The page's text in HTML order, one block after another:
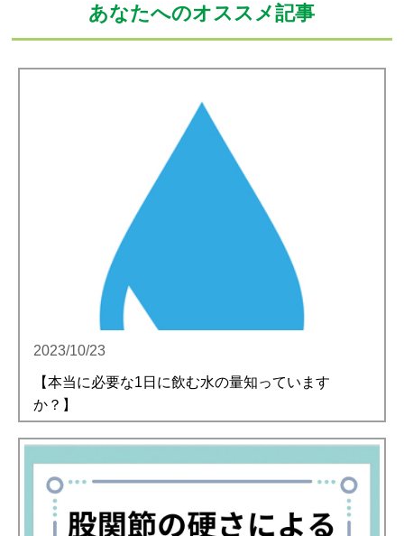
あなたへのオススメ記事
2023/10/23
【本当に必要な1日に飲む水の量知っています
か？】